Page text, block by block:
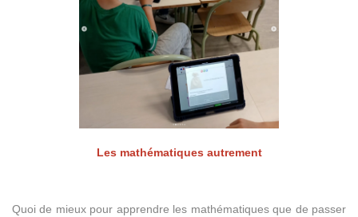
Les mathématiques autrement
Quoi de mieux pour apprendre les mathématiques que de passer